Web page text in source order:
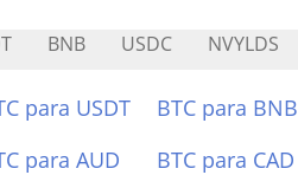
BNB USDC NVYLDS
para USDT BTC para BNB
para AUD BTC para CAD